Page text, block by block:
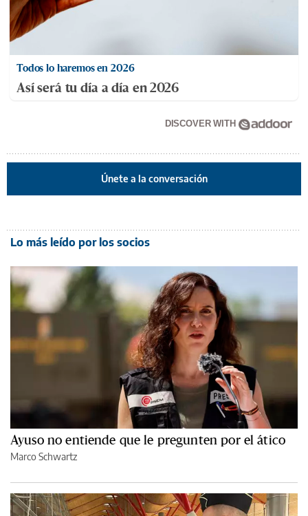
Todos lo haremos en 2026
Así será tu día a día en 2026
DISCOVER WITH
Únete a la conversación
Lo más leído por los socios
Ayuso no entiende que le pregunten por el ático
Marco Schwartz